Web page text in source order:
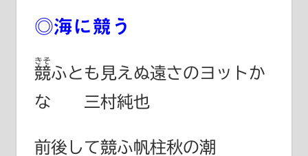
◎海に競う
競
きそ
ふとも見えぬ遠さのヨットか
な 三村純也
前後して競ふ帆柱秋の潮